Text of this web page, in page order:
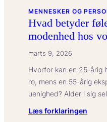
om
børn
At
livet
MENNESKER OG
Hvad betyder
modenhed hos
marts 9, 2026
Hvorfor kan en 25-årig
ro, mens en 55-årig
uenighed? Alder i sig
Læs forklaringen